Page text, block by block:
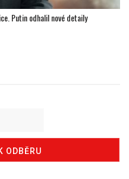
Putin odhalil nové detaily